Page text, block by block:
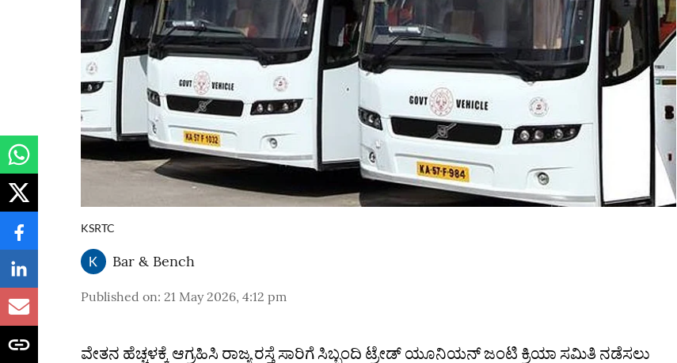
KSRTC
Bar & Bench
Published on: 21 May 2026, 4:12 pm
ವೇತನ ಹೆಚ್ಚಳಕ್ಕೆ ಆಗ್ರಹಿಸಿ ರಾಜ್ಯ ರಸ್ತೆ ಸಾರಿಗೆ ಸಿಬ್ಬಂದಿ ಟ್ರೇಡ್ ಯೂನಿಯನ್‌ ಜಂಟಿ ಕ್ರಿಯಾ ಸಮಿತಿ‌ ನಡೆಸಲು